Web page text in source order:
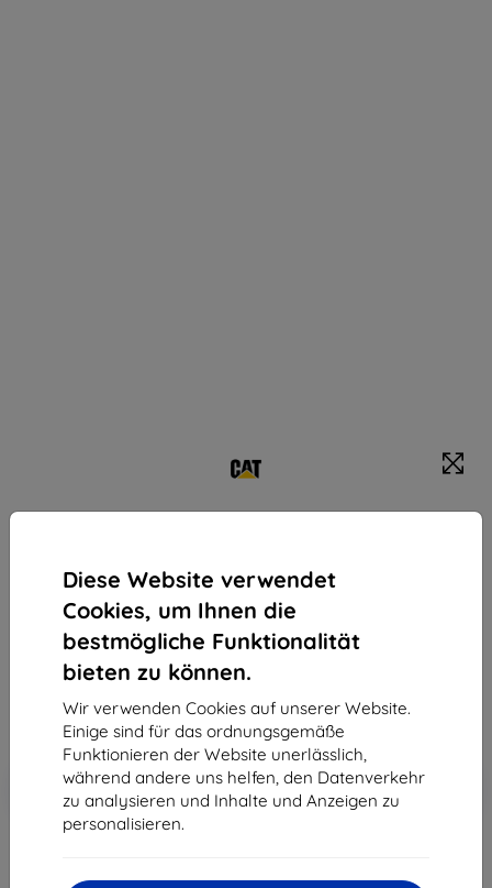
Diese Website verwendet
Cookies, um Ihnen die
bestmögliche Funktionalität
bieten zu können.
Wir verwenden Cookies auf unserer Website.
Einige sind für das ordnungsgemäße
Funktionieren der Website unerlässlich,
während andere uns helfen, den Datenverkehr
zu analysieren und Inhalte und Anzeigen zu
personalisieren.
Kaufen Sie dieses Gerät und erhalten Sie
Rabatt
auf sämtliches Zubehör dafür!
Endpreis
235,90 €
212,31 €
-10%
Rabatt mit Gutschein
EXTRA10
In den
Warenkorb
ausverkauft